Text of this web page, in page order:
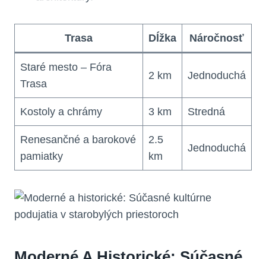
Trasa Dĺžka Náročnosť
Staré mesto – Fóra
Trasa
2 km Jednoduchá
Kostoly a chrámy 3 km Stredná
Renesančné a barokové
pamiatky
2.5
km
Jednoduchá